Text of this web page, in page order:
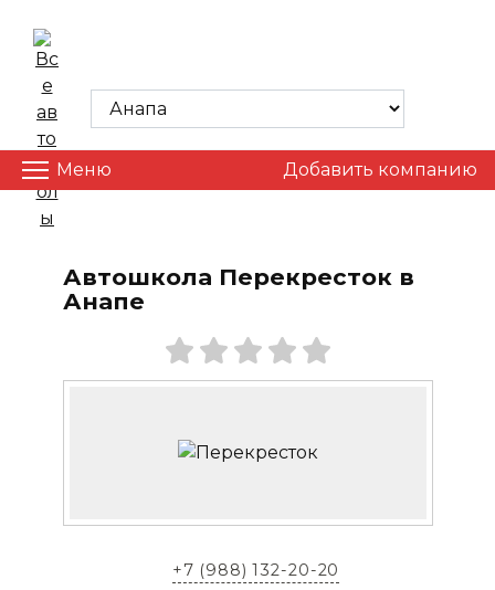
content
Меню Добавить компанию
Автошкола Перекресток в
Анапе
+7 (988) 132-20-20